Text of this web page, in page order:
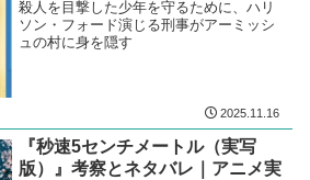
殺人を目撃した少年を守るために、ハリ
ソン・フォード演じる刑事がアーミッシ
ュの村に身を隠す
2025.11.16
『秒速5センチメートル（実写
版）』考察とネタバレ｜アニメ実